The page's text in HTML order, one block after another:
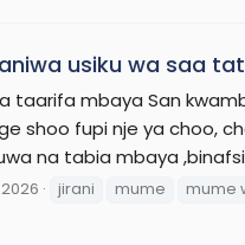
usiku wa saa
taarifa mbaya San
shoo fupi nje ya choo,
na tabia mbaya
jirani mume mume